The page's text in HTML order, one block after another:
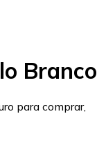
Branco
para comprar,